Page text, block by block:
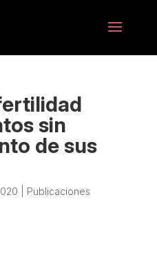
sin
de sus
Publicaciones